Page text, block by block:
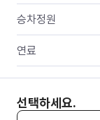
승차정원
연료
선택하세요.